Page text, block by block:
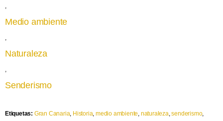
,
Medio ambiente
,
Naturaleza
,
Senderismo
Etiquetas: Gran Canaria, Historia,medio ambiente, naturaleza,senderismo,